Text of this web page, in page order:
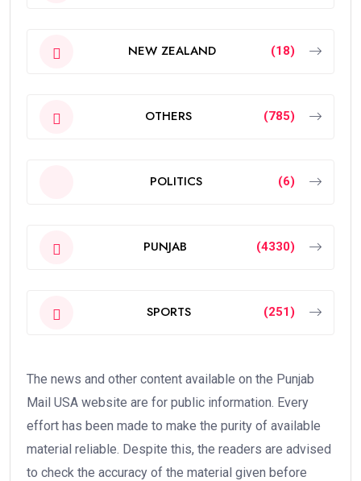
NEW ZEALAND (18)
OTHERS (785)
POLITICS (6)
PUNJAB (4330)
SPORTS (251)
The news and other content available on the Punjab
Mail USA website are for public information. Every
effort has been made to make the purity of available
material reliable. Despite this, the readers are advised
to check the accuracy of the material given before